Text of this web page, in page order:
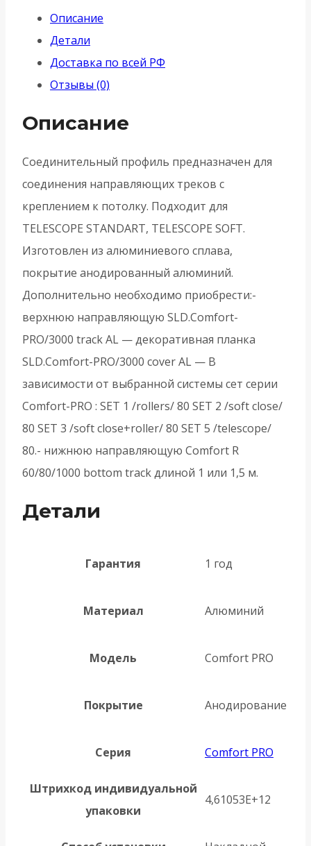
connector
алюминий
Описание
Детали
Доставка по всей РФ
Отзывы (0)
Описание
Соединительный профиль предназначен для
соединения направляющих треков с
креплением к потолку. Подходит для
TELESCOPE STANDART, TELESCOPE SOFT.
Изготовлен из алюминиевого сплава,
покрытие анодированный алюминий.
Дополнительно необходимо приобрести:-
верхнюю направляющую SLD.Comfort-
PRO/3000 track AL — декоративная планка
SLD.Comfort-PRO/3000 cover AL — В
зависимости от выбранной системы сет серии
Comfort-PRO : SET 1 /rollers/ 80 SET 2 /soft close/
80 SET 3 /soft close+roller/ 80 SET 5 /telescope/
80.- нижнюю направляющую Comfort R
60/80/1000 bottom track длиной 1 или 1,5 м.
Детали
Гарантия 1 год
Материал Алюминий
Модель Comfort PRO
Покрытие Анодирование
Серия Comfort PRO
Штрихкод индивидуальной
упаковки
4,61053E+12